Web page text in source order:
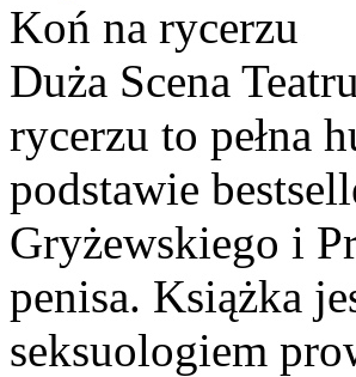
Koń na rycerzu
Duża Scena
rycerzu to pełna
podstawie
Gryżewskiego i
penisa. Książka
seksuologiem